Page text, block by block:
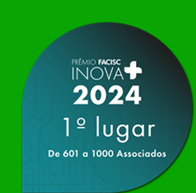
Empresarial de Rio do Sul
verdadeiros catalisadores
que…